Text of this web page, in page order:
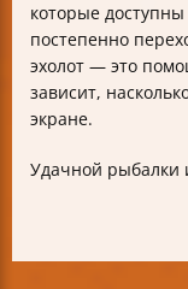
которые
постепенно
эхолот — это
зависит,
экране.
Удачной рыбалки